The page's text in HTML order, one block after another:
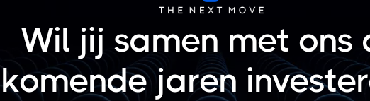
Wil jij samen met ons
komende jaren